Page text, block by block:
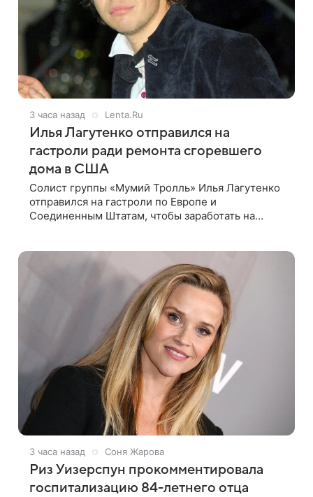
3 часа назад Lenta.Ru
Илья Лагутенко отправился на
гастроли ради ремонта сгоревшего
дома в США
Солист группы «Мумий Тролль» Илья Лагутенко
отправился на гастроли по Европе и
Соединенным Штатам, чтобы заработать на
3 часа назад Соня Жарова
Риз Уизерспун прокомментировала
госпитализацию 84-летнего отца